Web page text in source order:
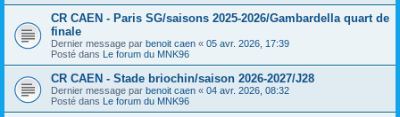
CR CAEN - Paris SG/saisons 2025-2026/Gambardella quart de
finale
Dernier message par benoit caen « 05 avr. 2026, 17:39
Posté dans Le forum du MNK96
CR CAEN - Stade briochin/saison 2026-2027/J28
Dernier message par benoit caen « 04 avr. 2026, 08:32
Posté dans Le forum du MNK96